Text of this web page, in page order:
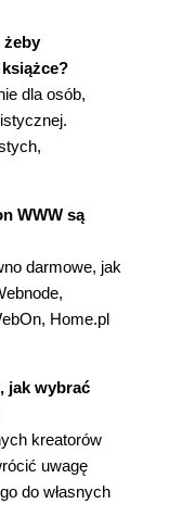
żeby
dla osób,
WWW są
darmowe, jak
Home.pl
jak wybrać
kreatorów
uwagę
do własnych